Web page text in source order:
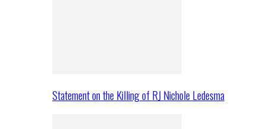
Statement on the Killing of RJ Nichole Ledesma